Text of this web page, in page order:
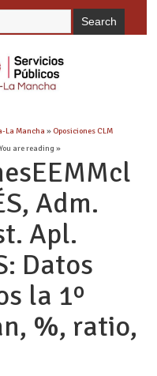
La Mancha » Oposiciones CLM
are reading »
Adm.
Apl.
Datos
la 1º
%, ratio,